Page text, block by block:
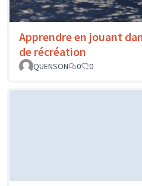
Apprendre en jouant
de récréation
QUENSON
0 0